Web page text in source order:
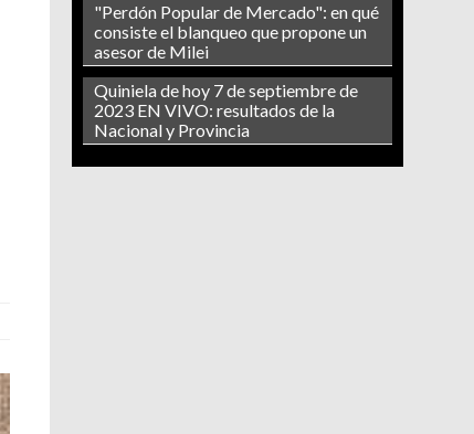
"Perdón Popular de Mercado": en qué
consiste el blanqueo que propone un
asesor de Milei
Quiniela de hoy 7 de septiembre de
2023 EN VIVO: resultados de la
Nacional y Provincia